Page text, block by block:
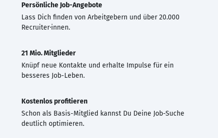
Persönliche Job-Angebote
Lass Dich finden von Arbeitgebern und über 20.000
Recruiter·innen.
21 Mio. Mitglieder
Knüpf neue Kontakte und erhalte Impulse für ein
besseres Job-Leben.
Kostenlos profitieren
Schon als Basis-Mitglied kannst Du Deine Job-Suche
deutlich optimieren.